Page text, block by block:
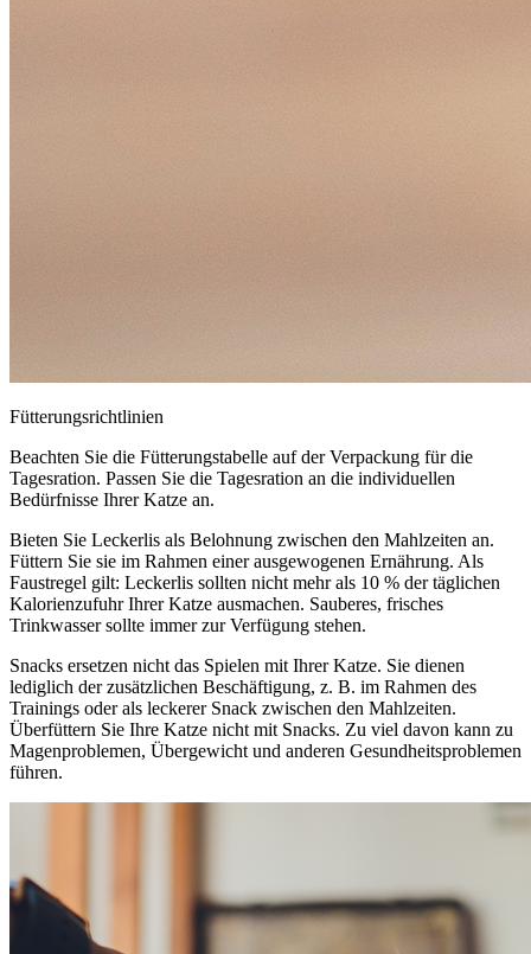
Fütterungsrichtlinien
Beachten Sie die Fütterungstabelle auf der Verpackung für die
Tagesration. Passen Sie die Tagesration an die individuellen
Bedürfnisse Ihrer Katze an.
Bieten Sie Leckerlis als Belohnung zwischen den Mahlzeiten an.
Füttern Sie sie im Rahmen einer ausgewogenen Ernährung. Als
Faustregel gilt: Leckerlis sollten nicht mehr als 10 % der täglichen
Kalorienzufuhr Ihrer Katze ausmachen. Sauberes, frisches
Trinkwasser sollte immer zur Verfügung stehen.
Snacks ersetzen nicht das Spielen mit Ihrer Katze. Sie dienen
lediglich der zusätzlichen Beschäftigung, z. B. im Rahmen des
Trainings oder als leckerer Snack zwischen den Mahlzeiten.
Überfüttern Sie Ihre Katze nicht mit Snacks. Zu viel davon kann zu
Magenproblemen, Übergewicht und anderen Gesundheitsproblemen
führen.